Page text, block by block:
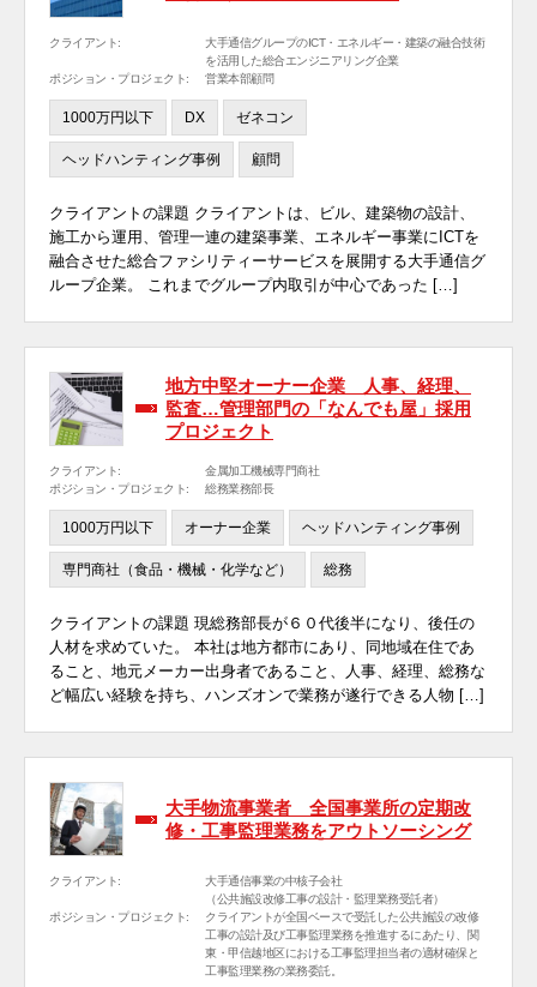
クライアント:
大手通信グループのICT・エネルギー・建築の融合技術
を活用した総合エンジニアリング企業
ポジション・プロジェクト:
営業本部顧問
1000万円以下 DX ゼネコン
ヘッドハンティング事例 顧問
クライアントの課題 クライアントは、ビル、建築物の設計、
施工から運用、管理一連の建築事業、エネルギー事業にICTを
融合させた総合ファシリティーサービスを展開する大手通信グ
ループ企業。 これまでグループ内取引が中心であった […]
地方中堅オーナー企業 人事、経理、
監査…管理部門の「なんでも屋」採用
プロジェクト
クライアント:
金属加工機械専門商社
ポジション・プロジェクト:
総務業務部長
1000万円以下 オーナー企業 ヘッドハンティング事例
専門商社（食品・機械・化学など） 総務
クライアントの課題 現総務部長が６０代後半になり、後任の
人材を求めていた。 本社は地方都市にあり、同地域在住であ
ること、地元メーカー出身者であること、人事、経理、総務な
ど幅広い経験を持ち、ハンズオンで業務が遂行できる人物 […]
大手物流事業者 全国事業所の定期改
修・工事監理業務をアウトソーシング
クライアント:
大手通信事業の中核子会社
（公共施設改修工事の設計・監理業務受託者）
ポジション・プロジェクト:
クライアントが全国ベースで受託した公共施設の改修
工事の設計及び工事監理業務を推進するにあたり、関
東・甲信越地区における工事監理担当者の適材確保と
工事監理業務の業務委託。